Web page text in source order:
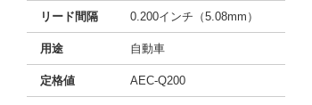
リード間隔 0.200インチ（5.08mm）
用途 自動車
定格値 AEC-Q200